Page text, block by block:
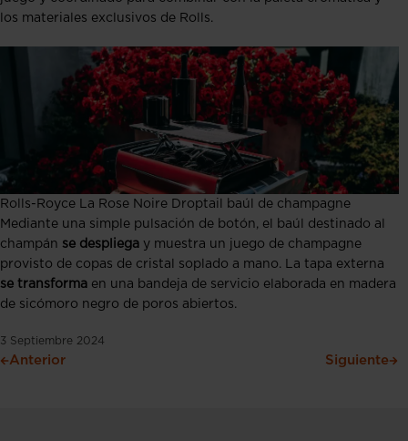
los materiales exclusivos de Rolls.
Rolls-Royce La Rose Noire Droptail baúl de champagne
Mediante una simple pulsación de botón, el baúl destinado al
champán se despliega y muestra un juego de champagne
provisto de copas de cristal soplado a mano. La tapa externa
se transforma en una bandeja de servicio elaborada en madera
de sicómoro negro de poros abiertos.
3 Septiembre 2024
Anterior Siguiente